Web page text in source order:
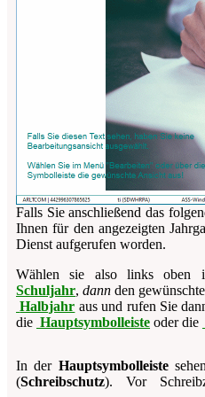
Falls Sie anschließend das
Ihnen für den angezeigten
Dienst aufgerufen worden.
Wählen sie also links oben
Schuljahr,dann den
Halbjahr aus und rufen Sie
die Hauptsymbolleiste oder die
In der Hauptsymbolleiste
(Schreibschutz). Vor